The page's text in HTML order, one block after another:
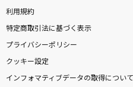
利用規約
特定商取引法に基づく表示
プライバシーポリシー
クッキー設定
インフォマティブデータの取得について